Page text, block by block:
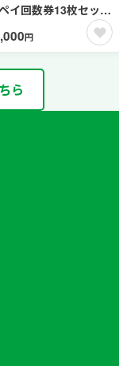
イ回数券13枚セッ
円
ら